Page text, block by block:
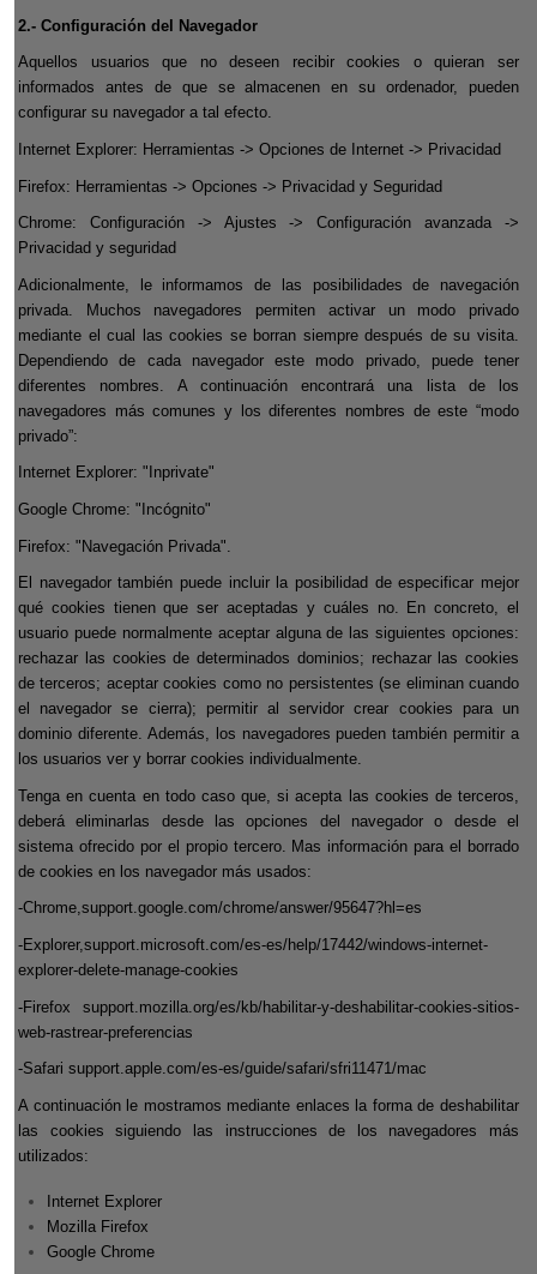
2.- Configuración del Navegador
Aquellos usuarios que no deseen recibir cookies o quieran ser
informados antes de que se almacenen en su ordenador, pueden
configurar su navegador a tal efecto.
Internet Explorer: Herramientas -> Opciones de Internet -> Privacidad
Firefox: Herramientas -> Opciones -> Privacidad y Seguridad
Chrome: Configuración -> Ajustes -> Configuración avanzada ->
Privacidad y seguridad
Adicionalmente, le informamos de las posibilidades de navegación
privada. Muchos navegadores permiten activar un modo privado
mediante el cual las cookies se borran siempre después de su visita.
Dependiendo de cada navegador este modo privado, puede tener
diferentes nombres. A continuación encontrará una lista de los
navegadores más comunes y los diferentes nombres de este “modo
privado”:
Internet Explorer: "Inprivate"
Google Chrome: "Incógnito"
Firefox: "Navegación Privada".
El navegador también puede incluir la posibilidad de especificar mejor
qué cookies tienen que ser aceptadas y cuáles no. En concreto, el
usuario puede normalmente aceptar alguna de las siguientes opciones:
rechazar las cookies de determinados dominios; rechazar las cookies
de terceros; aceptar cookies como no persistentes (se eliminan cuando
el navegador se cierra); permitir al servidor crear cookies para un
dominio diferente. Además, los navegadores pueden también permitir a
los usuarios ver y borrar cookies individualmente.
Tenga en cuenta en todo caso que, si acepta las cookies de terceros,
deberá eliminarlas desde las opciones del navegador o desde el
sistema ofrecido por el propio tercero. Mas información para el borrado
de cookies en los navegador más usados:
-Chrome,support.google.com/chrome/answer/95647?hl=es
-Explorer, support.microsoft.com/es-es/help/17442/windows-internet-
explorer-delete-manage-cookies
-Firefox support.mozilla.org/es/kb/habilitar-y-deshabilitar-cookies-sitios-
web-rastrear-preferencias
-Safari support.apple.com/es-es/guide/safari/sfri11471/mac
A continuación le mostramos mediante enlaces la forma de deshabilitar
las cookies siguiendo las instrucciones de los navegadores más
utilizados:
Internet Explorer
Mozilla Firefox
Google Chrome